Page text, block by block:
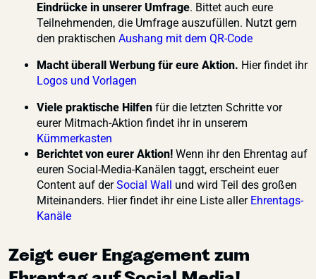
Eindrücke in unserer Umfrage. Bittet auch eure
Teilnehmenden, die Umfrage auszufüllen. Nutzt gern
den praktischen Aushang mit dem QR-Code
Macht überall Werbung für eure Aktion. Hier findet ihr
Logos und Vorlagen
Viele praktische Hilfen für die letzten Schritte vor
eurer Mitmach-Aktion findet ihr in unserem
Kümmerkasten
Berichtet von eurer Aktion! Wenn ihr den Ehrentag auf
euren Social-Media-Kanälen taggt, erscheint euer
Content auf derSocial Wall
und wird Teil des großen
Miteinanders. Hier findet ihr eine Liste aller Ehrentags-
Kanäle
Zeigt euer Engagement zum